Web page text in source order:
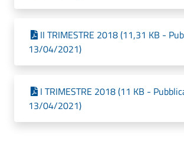
II TRIMESTRE 2018 (11,31 KB -
13/04/2021)
I TRIMESTRE 2018 (11 KB -
13/04/2021)